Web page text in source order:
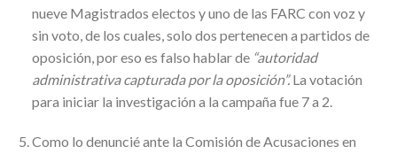
nueve Magistrados electos y uno de las FARC con voz y
sin voto, de los cuales, solo dos pertenecen a partidos de
oposición, por eso es falso hablar de “autoridad
administrativa capturada por la oposición”.La votación
para iniciar la investigación a la campaña fue 7 a 2.
Como lo denuncié ante la Comisión de Acusaciones en